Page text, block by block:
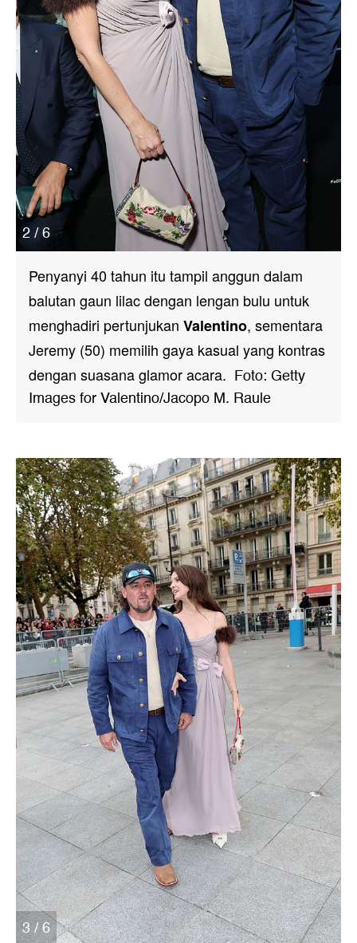
2 / 6
Penyanyi 40 tahun itu tampil anggun dalam
balutan gaun lilac dengan lengan bulu untuk
menghadiri pertunjukan Valentino, sementara
Jeremy (50) memilih gaya kasual yang kontras
dengan suasana glamor acara. Foto: Getty
Images for Valentino/Jacopo M. Raule
3 / 6